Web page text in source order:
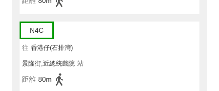
N4C
往 香港仔(石排灣)
景隆街,近總統戲院 站
距離 80m